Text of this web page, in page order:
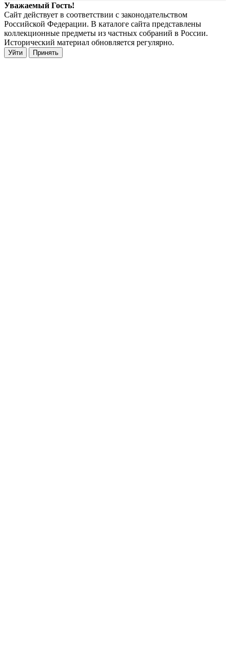
Уважаемый Гость!
Сайт действует в соответствии с законодательством
Российской Федерации. В каталоге сайта представлены
коллекционные предметы из частных собраний в России.
Исторический материал обновляется регулярно.
Уйти Принять